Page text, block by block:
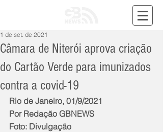
Câmara de Niterói aprova criação
do Cartão Verde para imunizados
contra a covid-19
1 de set. de 2021
Rio de Janeiro, 01/9/2021
Por Redação GBNEWS
Foto: Divulgação